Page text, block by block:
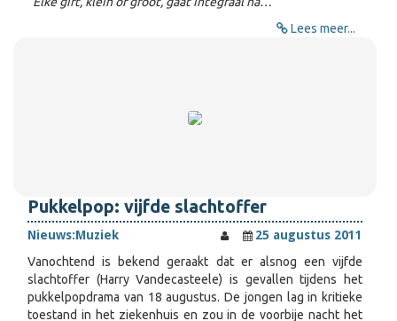
Lees meer...
Pukkelpop: vijfde slachtoffer
Nieuws:Muziek
25 augustus 2011
Vanochtend is bekend geraakt dat er alsnog een vijfde
slachtoffer (Harry Vandecasteele) is gevallen tijdens het
pukkelpopdrama van 18 augustus. De jongen lag in kritieke
toestand in het ziekenhuis en zou in de voorbije nacht het